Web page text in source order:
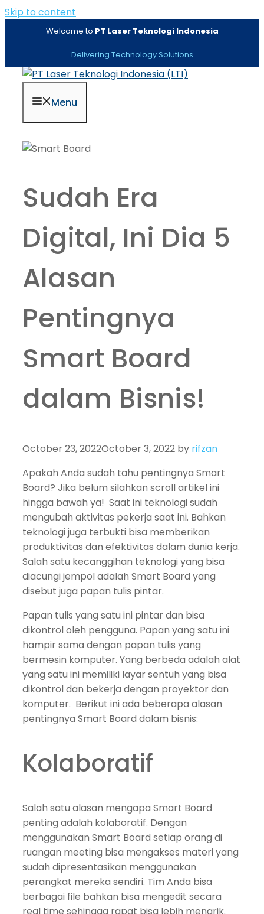
Skip to content
Welcome to PT Laser Teknologi Indonesia
Delivering Technology Solutions
Menu
Sudah Era
Digital, Ini Dia 5
Alasan
Pentingnya
Smart Board
dalam Bisnis!
October 23, 2022October 3, 2022 by rifzan
Apakah Anda sudah tahu pentingnya Smart
Board? Jika belum silahkan scroll artikel ini
hingga bawah ya! Saat ini teknologi sudah
mengubah aktivitas pekerja saat ini. Bahkan
teknologi juga terbukti bisa memberikan
produktivitas dan efektivitas dalam dunia kerja.
Salah satu kecanggihan teknologi yang bisa
diacungi jempol adalah Smart Board yang
disebut juga papan tulis pintar.
Papan tulis yang satu ini pintar dan bisa
dikontrol oleh pengguna. Papan yang satu ini
hampir sama dengan papan tulis yang
bermesin komputer. Yang berbeda adalah alat
yang satu ini memiliki layar sentuh yang bisa
dikontrol dan bekerja dengan proyektor dan
komputer. Berikut ini ada beberapa alasan
pentingnya Smart Board dalam bisnis:
Kolaboratif
Salah satu alasan mengapa Smart Board
penting adalah kolaboratif. Dengan
menggunakan Smart Board setiap orang di
ruangan meeting bisa mengakses materi yang
sudah dipresentasikan menggunakan
perangkat mereka sendiri. Tim Anda bisa
berbagai file bahkan bisa mengedit secara